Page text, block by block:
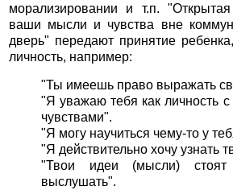
морализировании и т.п.
ваши мысли и чувства вне
дверь" передают принятие
личность, например:
"Ты имеешь право выражать
"Я уважаю тебя как личность
чувствами".
"Я могу научиться чему-то у
"Я действительно хочу узнать
"Твои идеи (мысли)
выслушать".